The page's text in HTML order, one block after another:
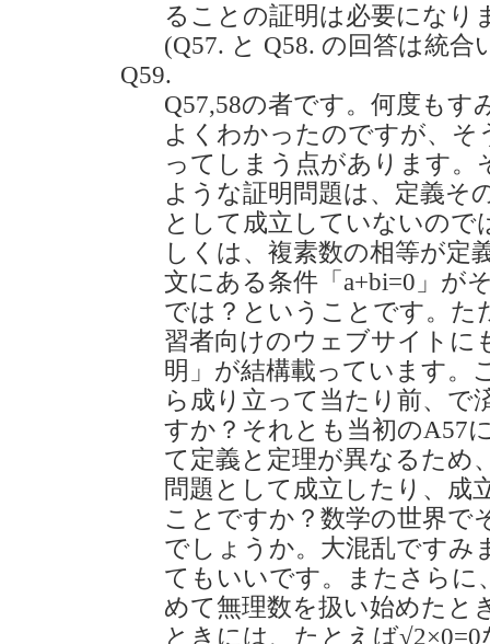
ることの証明は必要になり
(Q57. と Q58. の回答は統合
Q59.
Q57,58の者です。何度も
よくわかったのですが、そ
ってしまう点があります。
ような証明問題は、定義そ
として成立していないの
しくは、複素数の相等が定
文にある条件「a+bi=0」が
では？ということです。た
習者向けのウェブサイトに
明」が結構載っています。
ら成り立って当たり前、
すか？それとも当初のA57
て定義と定理が異なるため
問題として成立したり、成
ことですか？数学の世界で
でしょうか。大混乱ですみ
てもいいです。またさらに
めて無理数を扱い始めたと
ときには、たとえば